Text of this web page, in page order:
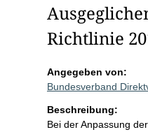
Richtlinie
Angegeben von:
Bundesverband
Beschreibung:
Bei der Anpassung